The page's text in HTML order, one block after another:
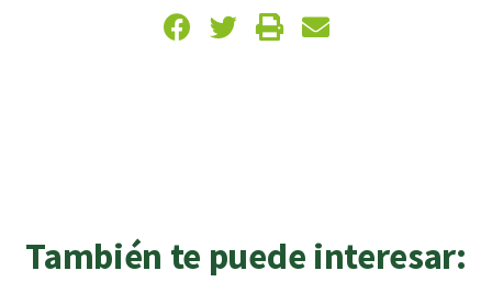
También te puede interesar: